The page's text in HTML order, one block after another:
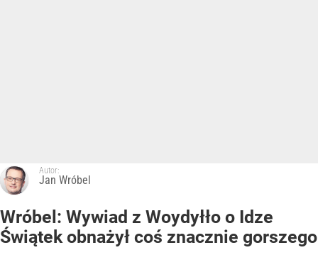
Autor:
Jan Wróbel
Wróbel: Wywiad z Woydyłło o Idze
Świątek obnażył coś znacznie gorszego